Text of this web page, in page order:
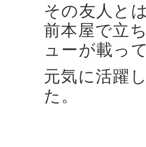
その友人と
前本屋で立
ューが載って
元気に活躍
た。